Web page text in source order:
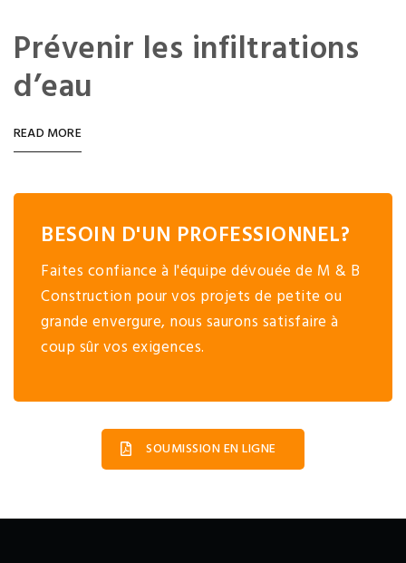
Prévenir les infiltrations
d’eau
READ MORE
BESOIN D'UN PROFESSIONNEL?
Faites confiance à l'équipe dévouée de M & B
Construction pour vos projets de petite ou
grande envergure, nous saurons satisfaire à
coup sûr vos exigences.
SOUMISSION EN LIGNE